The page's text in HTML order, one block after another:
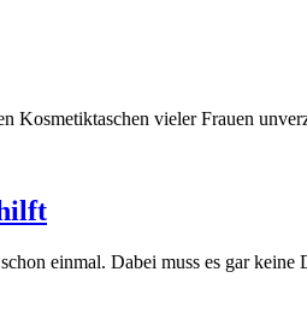
Kosmetiktaschen vieler Frauen
einmal. Dabei muss es gar keine